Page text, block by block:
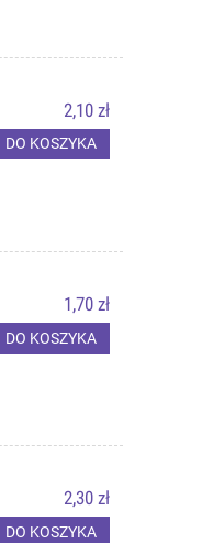
2,10 zł
DO KOSZYKA
1,70 zł
DO KOSZYKA
2,30 zł
DO KOSZYKA